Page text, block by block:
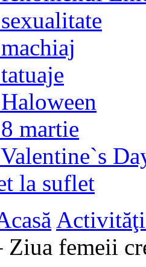
martie
la suflet
femeii